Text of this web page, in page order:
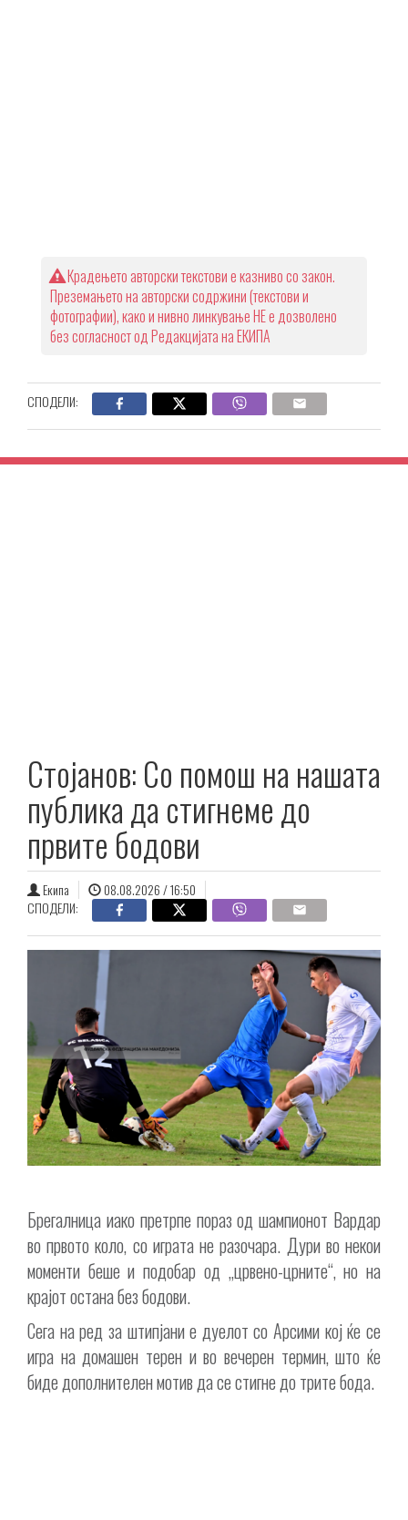
Крадењето авторски текстови е казниво со закон.
Преземањето на авторски содржини (текстови и
фотографии), како и нивно линкување НЕ е дозволено
без согласност од Редакцијата на ЕКИПА
СПОДЕЛИ:
Стојанов: Со помош на нашата
публика да стигнеме до
првите бодови
Екипа
08.08.2026 / 16:50
СПОДЕЛИ:
Брегалница иако претрпе пораз од шампионот Вардар
во првото коло, со играта не разочара. Дури во некои
моменти беше и подобар од „црвено-црните“, но на
крајот остана без бодови.
Сега на ред за штипјани е дуелот со Арсими кој ќе се
игра на домашен терен и во вечерен термин, што ќе
биде дополнителен мотив да се стигне до трите бода.